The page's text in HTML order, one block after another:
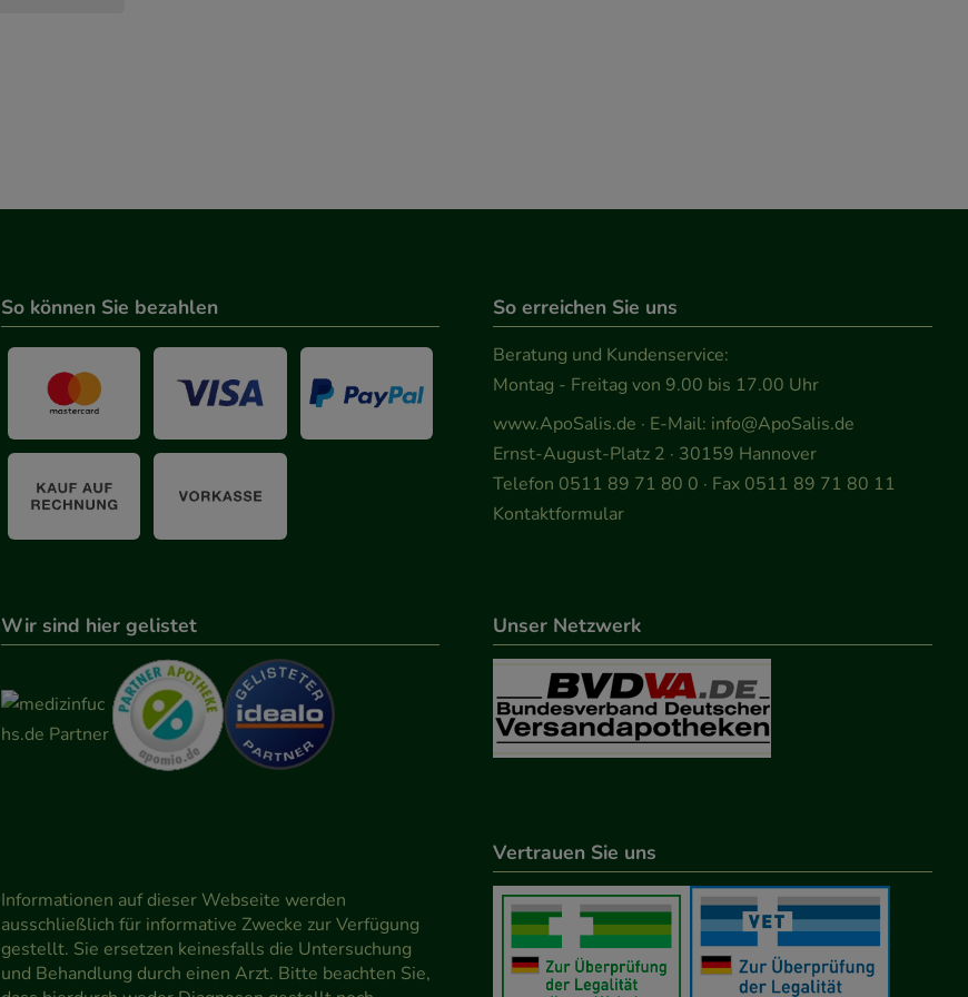
So können Sie bezahlen So erreichen Sie uns
Beratung und Kundenservice:
Montag - Freitag von 9.00 bis 17.00 Uhr
www.ApoSalis.de · E-Mail: info@ApoSalis.de
Ernst-August-Platz 2 · 30159 Hannover
Telefon 0511 89 71 80 0 · Fax 0511 89 71 80 11
Kontaktformular
Wir sind hier gelistet Unser Netzwerk
Informationen auf dieser Webseite werden
ausschließlich für informative Zwecke zur Verfügung
gestellt. Sie ersetzen keinesfalls die Untersuchung
und Behandlung durch einen Arzt. Bitte beachten Sie,
Vertrauen Sie uns